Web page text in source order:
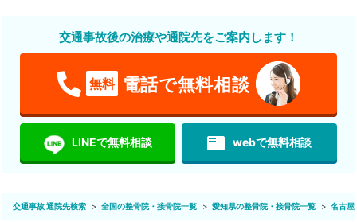
交通事故後の治療や通院先をご案内します！
無料 電話で無料相談
LINEで無料相談 featured_play_list webで無料相談
交通事故 通院先検索 全国の整骨院・接骨院一覧 愛知県の整骨院・接骨院一覧 名古屋